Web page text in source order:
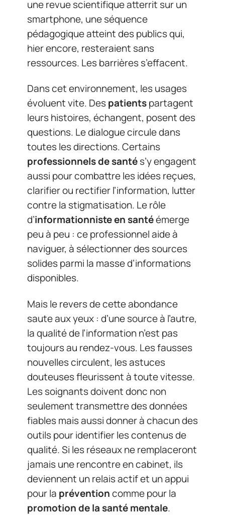
une revue scientifique atterrit sur un
smartphone, une séquence
pédagogique atteint des publics qui,
hier encore, resteraient sans
ressources. Les barrières s’effacent.
Dans cet environnement, les usages
évoluent vite. Despatientspartagent
leurs histoires, échangent, posent des
questions. Le dialogue circule dans
toutes les directions. Certains
professionnels de santés’y engagent
aussi pour combattre les idées reçues,
clarifier ou rectifier l’information, lutter
contre la stigmatisation. Le rôle
d’informationniste en santéémerge
peu à peu : ce professionnel aide à
naviguer, à sélectionner des sources
solides parmi la masse d’informations
disponibles.
Mais le revers de cette abondance
saute aux yeux : d’une source à l’autre,
la qualité de l’information n’est pas
toujours au rendez-vous. Les fausses
nouvelles circulent, les astuces
douteuses fleurissent à toute vitesse.
Les soignants doivent donc non
seulement transmettre des données
fiables mais aussi donner à chacun des
outils pour identifier les contenus de
qualité. Si les réseaux ne remplaceront
jamais une rencontre en cabinet, ils
deviennent un relais actif et un appui
pour la préventioncomme pour la
promotion de la santé mentale.